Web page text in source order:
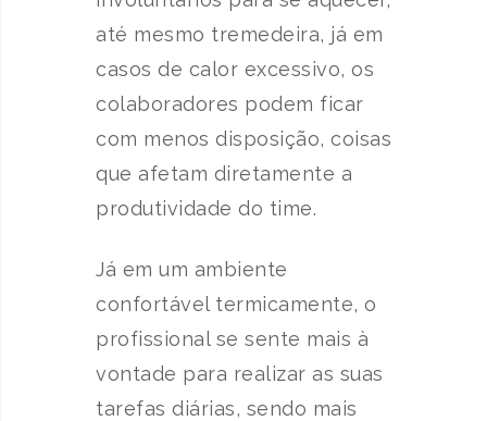
até mesmo tremedeira, já em
casos de calor excessivo, os
colaboradores podem ficar
com menos disposição, coisas
que afetam diretamente a
produtividade do time.
Já em um ambiente
confortável termicamente, o
profissional se sente mais à
vontade para realizar as suas
tarefas diárias, sendo mais